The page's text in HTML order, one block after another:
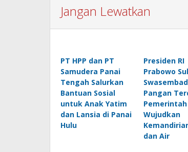
Jangan Lewatkan
PT HPP dan PT
Samudera Panai
Tengah Salurkan
Bantuan Sosial
untuk Anak Yatim
dan Lansia di Panai
Hulu
Presiden RI
Prabowo
Pangan
Pemerintah
Wujudkan
dan Air